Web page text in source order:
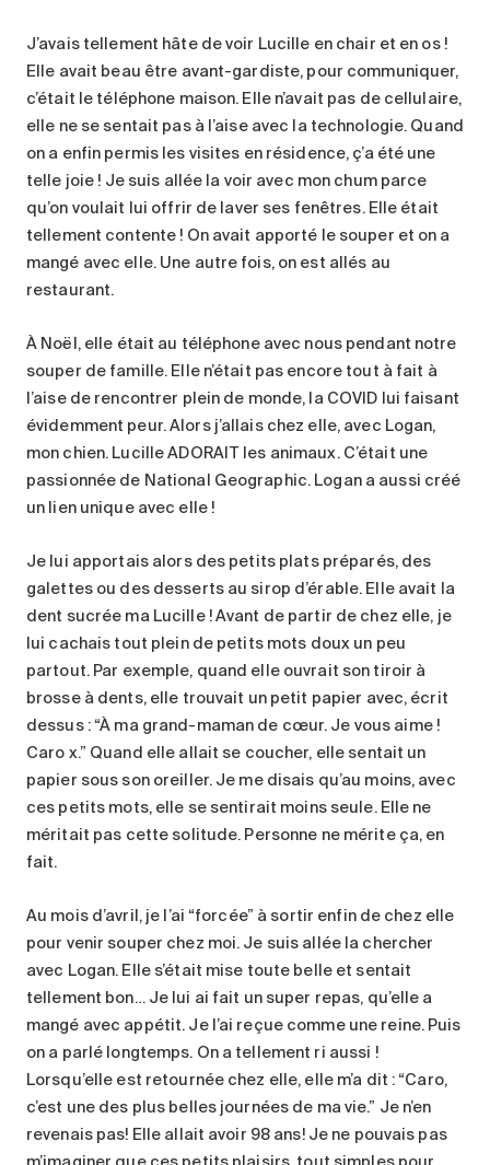
J’avais tellement hâte de voir Lucille en chair et en os !
Elle avait beau être avant-gardiste, pour communiquer,
c’était le téléphone maison. Elle n’avait pas de cellulaire,
elle ne se sentait pas à l’aise avec la technologie. Quand
on a enfin permis les visites en résidence, ç’a été une
telle joie ! Je suis allée la voir avec mon chum parce
qu’on voulait lui offrir de laver ses fenêtres. Elle était
tellement contente ! On avait apporté le souper et on a
mangé avec elle. Une autre fois, on est allés au
restaurant.
À Noël, elle était au téléphone avec nous pendant notre
souper de famille. Elle n’était pas encore tout à fait à
l’aise de rencontrer plein de monde, la COVID lui faisant
évidemment peur. Alors j’allais chez elle, avec Logan,
mon chien. Lucille ADORAIT les animaux. C’était une
passionnée de National Geographic. Logan a aussi créé
un lien unique avec elle !
Je lui apportais alors des petits plats préparés, des
galettes ou des desserts au sirop d’érable. Elle avait la
dent sucrée ma Lucille ! Avant de partir de chez elle, je
lui cachais tout plein de petits mots doux un peu
partout. Par exemple, quand elle ouvrait son tiroir à
brosse à dents, elle trouvait un petit papier avec, écrit
dessus : “À ma grand-maman de cœur. Je vous aime !
Caro x.” Quand elle allait se coucher, elle sentait un
papier sous son oreiller. Je me disais qu’au moins, avec
ces petits mots, elle se sentirait moins seule. Elle ne
méritait pas cette solitude. Personne ne mérite ça, en
fait.
Au mois d’avril, je l’ai “forcée” à sortir enfin de chez elle
pour venir souper chez moi. Je suis allée la chercher
avec Logan. Elle s’était mise toute belle et sentait
tellement bon… Je lui ai fait un super repas, qu’elle a
mangé avec appétit. Je l’ai reçue comme une reine. Puis
on a parlé longtemps. On a tellement ri aussi !
Lorsqu’elle est retournée chez elle, elle m’a dit : “Caro,
c’est une des plus belles journées de ma vie.” Je n’en
revenais pas! Elle allait avoir 98 ans! Je ne pouvais pas